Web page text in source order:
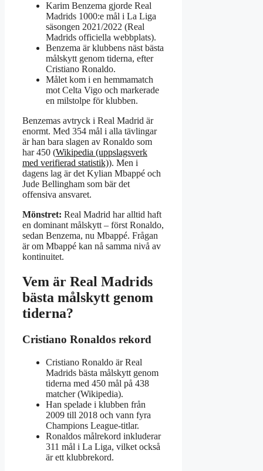
Karim Benzema gjorde Real
Madrids 1000:e mål i La Liga
säsongen 2021/2022 (Real
Madrids officiella webbplats).
Benzema är klubbens näst bästa
målskytt genom tiderna, efter
Cristiano Ronaldo.
Målet kom i en hemmamatch
mot Celta Vigo och markerade
en milstolpe för klubben.
Benzemas avtryck i Real Madrid är
enormt. Med 354 mål i alla tävlingar
är han bara slagen av Ronaldo som
har 450 (Wikipedia (uppslagsverk
med verifierad statistik)). Men i
dagens lag är det Kylian Mbappé och
Jude Bellingham som bär det
offensiva ansvaret.
Mönstret: Real Madrid har alltid haft
en dominant målskytt – först Ronaldo,
sedan Benzema, nu Mbappé. Frågan
är om Mbappé kan nå samma nivå av
kontinuitet.
Vem är Real Madrids
bästa målskytt genom
tiderna?
Cristiano Ronaldos rekord
Cristiano Ronaldo är Real
Madrids bästa målskytt genom
tiderna med 450 mål på 438
matcher (Wikipedia).
Han spelade i klubben från
2009 till 2018 och vann fyra
Champions League-titlar.
Ronaldos målrekord inkluderar
311 mål i La Liga, vilket också
är ett klubbrekord.